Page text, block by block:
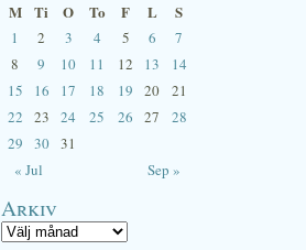
M Ti O To F L S
« Jul Sep »
1 2 3 4 5 6
7
8
9 10 11 12 13
14
15
16 17 18 19 20
21
22
23 24 25 26 27
28
29
30 31
Arkiv